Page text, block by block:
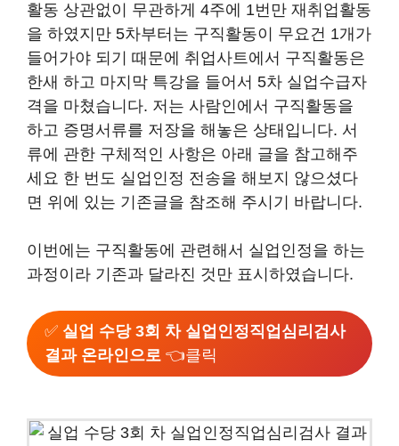
활동 상관없이 무관하게 4주에 1번만 재취업활동
을 하였지만 5차부터는 구직활동이 무요건 1개가
들어가야 되기 때문에 취업사트에서 구직활동은
한새 하고 마지막 특강을 들어서 5차 실업수급자
격을 마쳤습니다. 저는 사람인에서 구직활동을
하고 증명서류를 저장을 해놓은 상태입니다. 서
류에 관한 구체적인 사항은 아래 글을 참고해주
세요 한 번도 실업인정 전송을 해보지 않으셨다
면 위에 있는 기존글을 참조해 주시기 바랍니다.
이번에는 구직활동에 관련해서 실업인정을 하는
과정이라 기존과 달라진 것만 표시하였습니다.
✅ 실업 수당 3회 차 실업인정직업심리검사
결과 온라인으로 👈클릭